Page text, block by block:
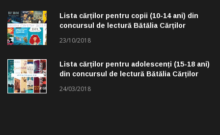
Lista cărților pentru copii (10-14 ani) din
concursul de lectură Bătălia Cărților
23/10/2018
Lista cărților pentru adolescenți (15-18 ani)
din concursul de lectură Bătălia Cărților
24/03/2018